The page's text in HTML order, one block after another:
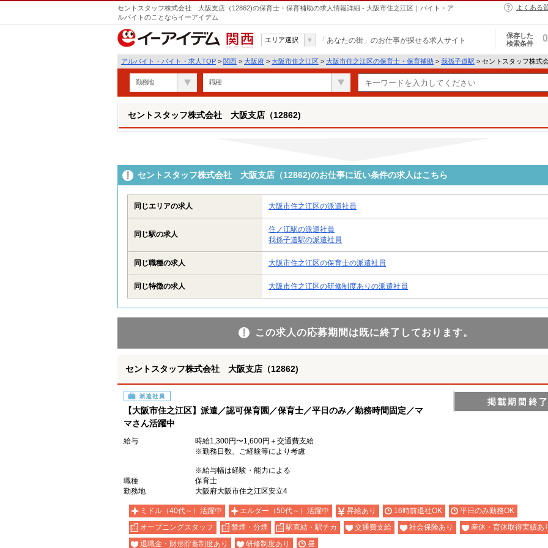
セントスタッフ株式会社 大阪支店（12862)の保育士・保育補助の求人情報詳細 - 大阪市住之江区｜バイト・ア
ルバイトのことならイーアイデム
よくある
関西
エリア選択 「あなたの街」のお仕事が探せる求人サイト
保存した
検索条件
0
アルバイト・バイト・求人TOP > 関西 > 大阪府 > 大阪市住之江区 > 大阪市住之江区の保育士・保育補助 > 我孫子道駅 > セントスタッフ株式
勤務地 職種
セントスタッフ株式会社 大阪支店（12862)
セントスタッフ株式会社 大阪支店（12862)のお仕事に近い条件の求人はこちら
同じエリアの求人 大阪市住之江区の派遣社員
同じ駅の求人
住ノ江駅の派遣社員
我孫子道駅の派遣社員
同じ職種の求人 大阪市住之江区の保育士の派遣社員
同じ特徴の求人 大阪市住之江区の研修制度ありの派遣社員
この求人の応募期間は既に終了しております。
セントスタッフ株式会社 大阪支店（12862)
派遣社員
【大阪市住之江区】派遣／認可保育園／保育士／平日のみ／勤務時間固定／マ
マさん活躍中
給与
時給1,300円〜1,600円＋交通費支給
※勤務日数、ご経験等により考慮
※給与幅は経験・能力による
職種
保育士
勤務地
大阪府大阪市住之江区安立4
ミドル（40代～）活躍中 エルダー（50代～）活躍中 昇給あり 16時前退社OK
平日のみ勤務OK
オープニングスタッフ
禁煙・分煙 駅直結・駅チカ 交通費支給 社会保険あり
産休・育休取得実績あ
退職金・財形貯蓄制度あり
研修制度あり 昼